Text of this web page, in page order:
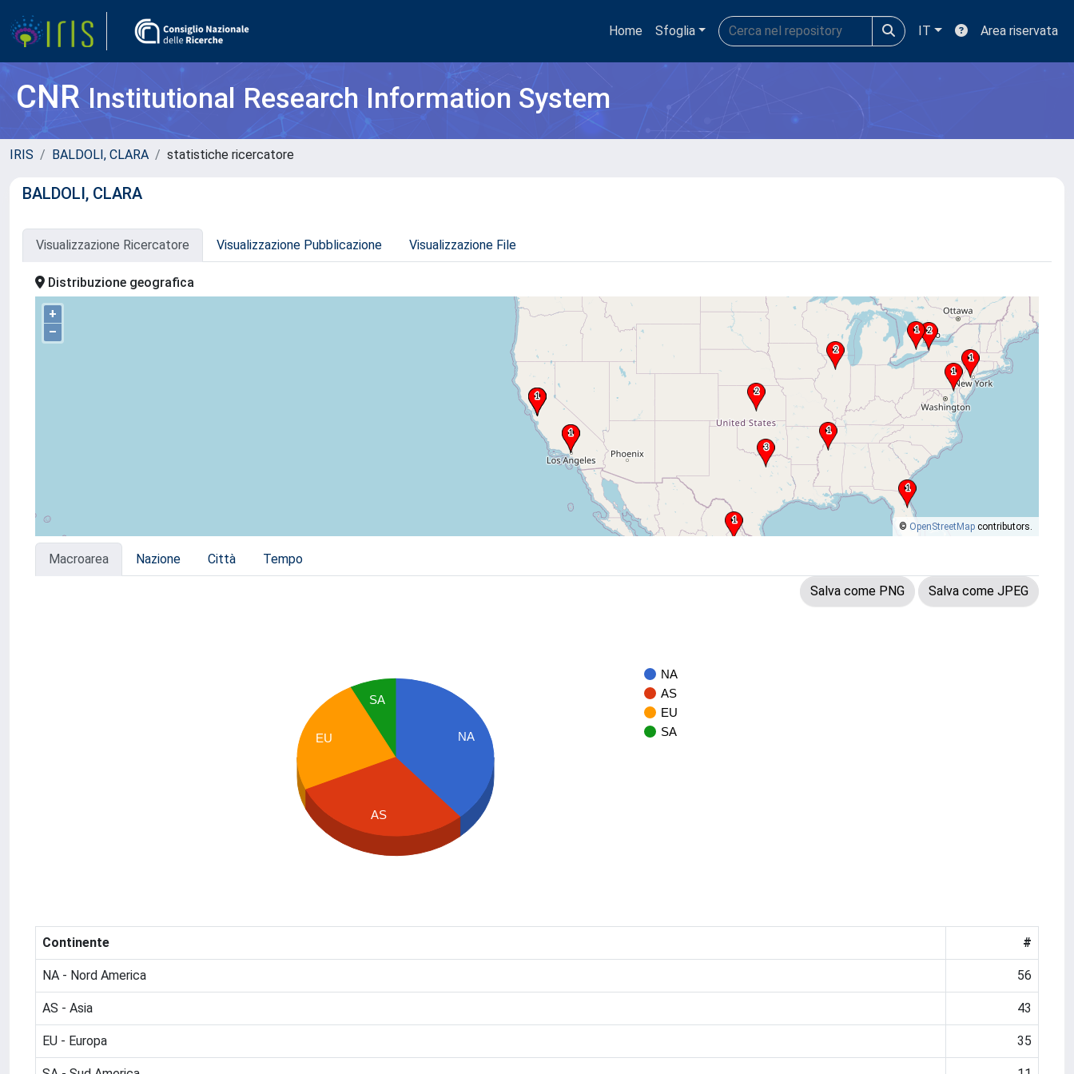
Home Sfoglia IT Area riservata
CNRInstitutional Research Information System
IRIS BALDOLI, CLARA statistiche ricercatore
BALDOLI, CLARA
Visualizzazione Ricercatore Visualizzazione Pubblicazione Visualizzazione File
Distribuzione geografica
+
–
© OpenStreetMap contributors.
Macroarea Nazione Città Tempo
Salva come PNG Salva come JPEG
NA
AS
EU
SA
NA
SA
EU
AS
Continente #
NA - Nord America 56
AS - Asia 43
EU - Europa 35